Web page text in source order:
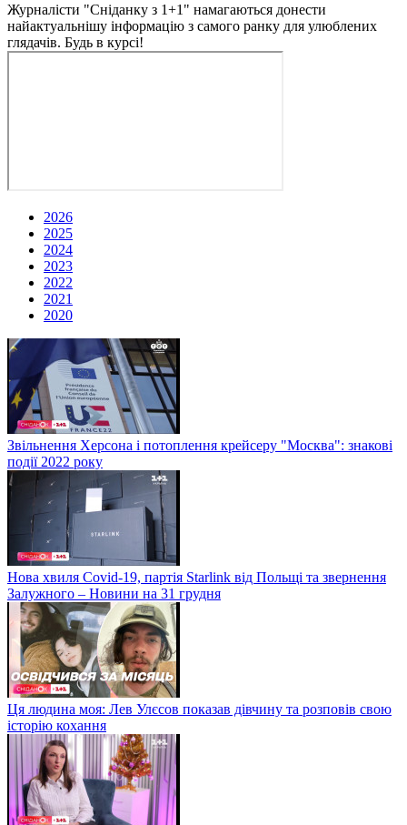
Журналісти "Сніданку з 1+1" намагаються донести
найактуальнішу інформацію з самого ранку для улюблених
глядачів. Будь в курсі!
2026
2025
2024
2023
2022
2021
2020
Звільнення Херсона і потоплення крейсеру "Москва": знакові
події 2022 року
Нова хвиля Covid-19, партія Starlink від Польщі та звернення
Залужного – Новини на 31 грудня
Ця людина моя: Лев Улєсов показав дівчину та розповів свою
історію кохання